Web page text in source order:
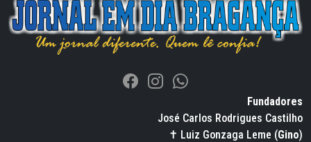
Fundadores
José Carlos Rodrigues Castilho
✝ Luiz Gonzaga Leme (Gino)